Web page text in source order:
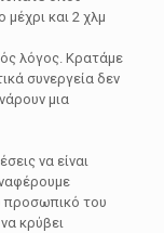
και 2 χλμ
λόγος. Κρατάμε
συνεργεία δεν
μια
να είναι
προσωπικό του
κρύβει